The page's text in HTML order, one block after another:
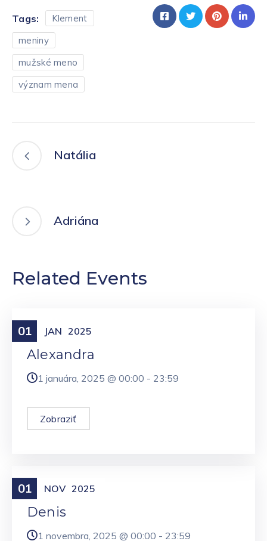
Tags:
Klement
meniny
mužské meno
význam mena
Natália
Adriána
Related Events
01 JAN 2025
Meniny
Alexandra
1 januára, 2025 @ 00:00 - 23:59
Zobraziť
01 NOV 2025
Meniny
Denis
1 novembra, 2025 @ 00:00 - 23:59